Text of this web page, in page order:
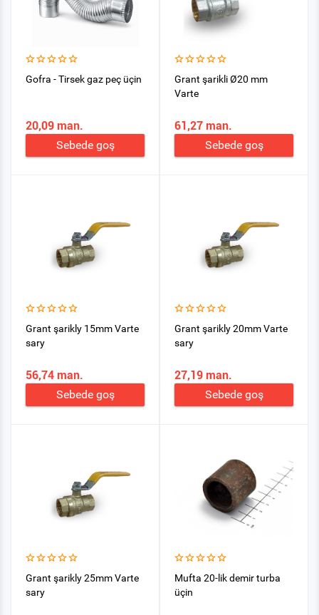
Gofra - Tirsek gaz peç üçin
20,09 man.
Sebede goş
Grant şarikli Ø20 mm
Varte
61,27 man.
Sebede goş
Grant şarikly 15mm Varte
sary
56,74 man.
Sebede goş
Grant şarikly 20mm Varte
sary
27,19 man.
Sebede goş
Grant şarikly 25mm Varte
sary
Mufta 20-lik demir turba
üçin